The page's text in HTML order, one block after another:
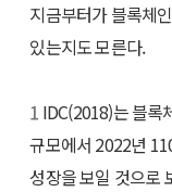
지금부터가 블록체
있는지도 모른다.
1 IDC(2018)는 블록
규모에서 2022년
성장을 보일 것으로